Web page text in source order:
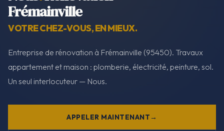
Frémainville
VOTRE CHEZ-VOUS, EN MIEUX.
Entreprise de rénovation à Frémainville (95450). Travaux
appartement et maison : plomberie, électricité, peinture, sol.
Un seul interlocuteur — Nous.
APPELER MAINTENANT